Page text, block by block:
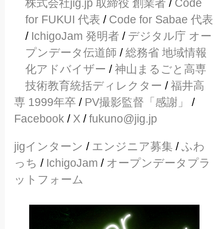
株式会社jig.jp 取締役 創業者 / Code
for FUKUI 代表 / Code for Sabae 代表
/ IchigoJam 発明者 / デジタル庁 オー
プンデータ伝道師 /総務省 地域情報
化アドバイザー /神山まるごと高専
技術教育統括ディレクター /福井高
専 1999年卒 / PV撮影監督「感謝」
/
Facebook / X /fukuno@jig.jp
jigインターン / エンジニア募集 /ふわ
っち / IchigoJam / オープンデータプラ
ットフォーム